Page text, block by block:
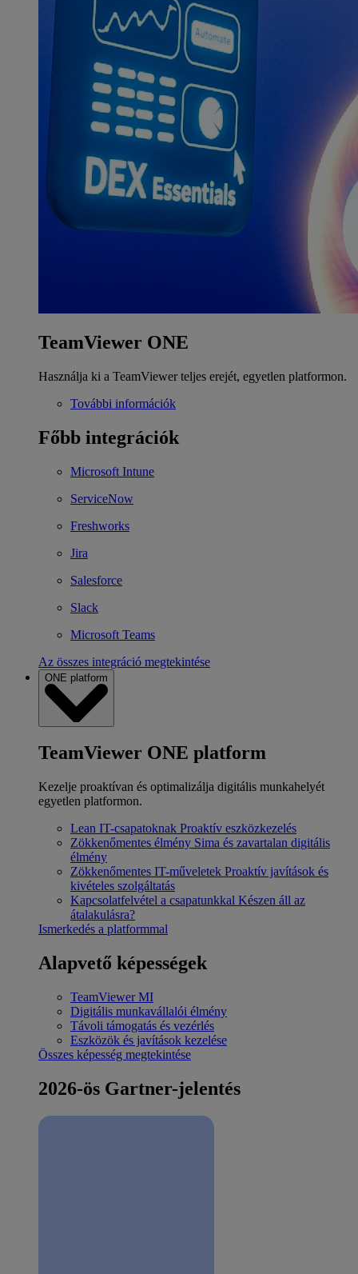
TeamViewer ONE
Használja ki a TeamViewer teljes erejét, egyetlen platformon.
További információk
Főbb integrációk
Microsoft Intune
ServiceNow
Freshworks
Jira
Salesforce
Slack
Microsoft Teams
Az összes integráció megtekintése
ONE platform
TeamViewer ONE platform
Kezelje proaktívan és optimalizálja digitális munkahelyét
egyetlen platformon.
Lean IT-csapatoknak Proaktív eszközkezelés
Zökkenőmentes élmény Sima és zavartalan digitális
élmény
Zökkenőmentes IT-műveletek Proaktív javítások és
kivételes szolgáltatás
Kapcsolatfelvétel a csapatunkkal Készen áll az
átalakulásra?
Ismerkedés a platformmal
Alapvető képességek
TeamViewer MI
Digitális munkavállalói élmény
Távoli támogatás és vezérlés
Eszközök és javítások kezelése
Összes képesség megtekintése
2026-ös Gartner-jelentés